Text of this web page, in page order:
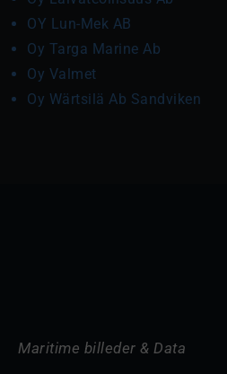
OY Lun-Mek AB
Oy Targa Marine Ab
Oy Valmet
Oy Wärtsilä Ab Sandviken
Maritime billeder & Data